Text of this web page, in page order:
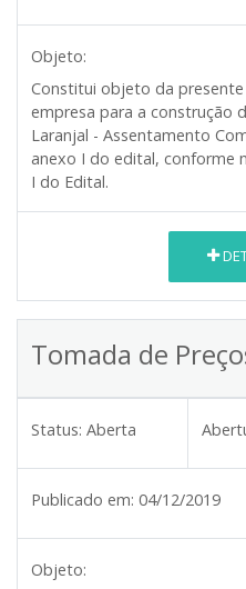
Objeto:
Constitui objeto da
empresa para a construção
Laranjal - Assentamento
anexo I do edital, conforme
I do Edital.
Tomada de
Status: Aberta
Publicado em: 04/12/2019
Objeto: